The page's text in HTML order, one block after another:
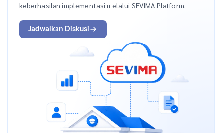
keberhasilan implementasi melalui SEVIMA Platform.
Jadwalkan Diskusi